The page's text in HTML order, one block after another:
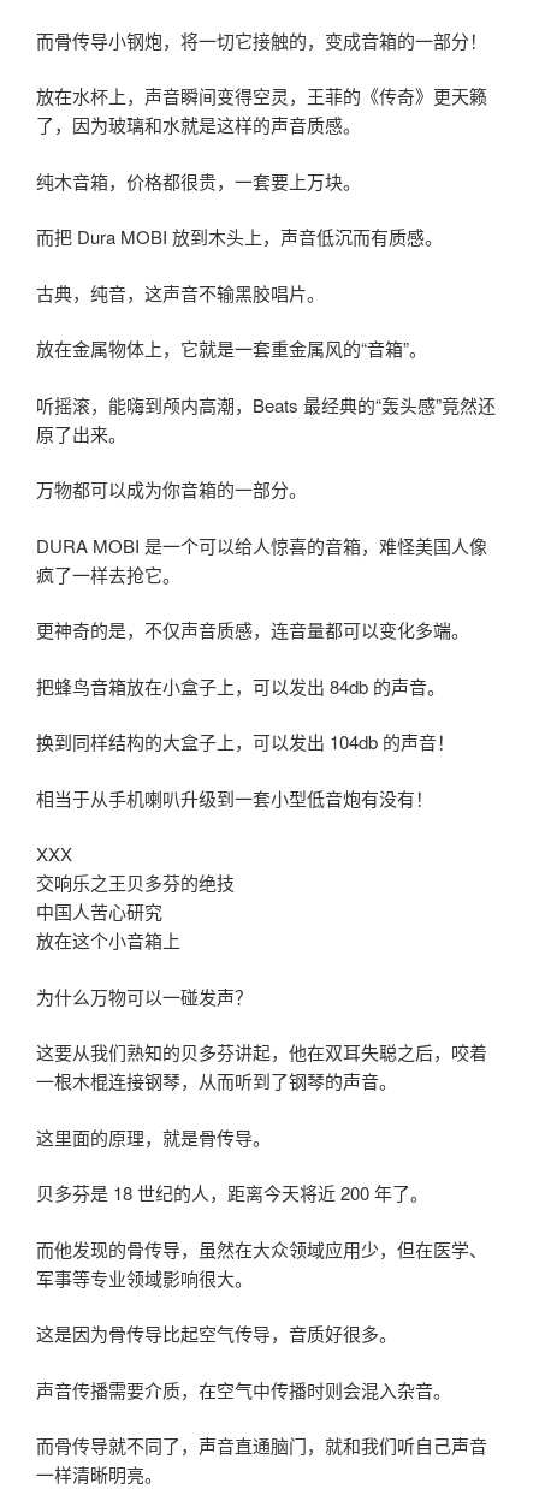
而骨传导小钢炮，将一切它接触的，变成音箱的一部分！
放在水杯上，声音瞬间变得空灵，王菲的《传奇》更天籁
了，因为玻璃和水就是这样的声音质感。
纯木音箱，价格都很贵，一套要上万块。
而把 Dura MOBI 放到木头上，声音低沉而有质感。
古典，纯音，这声音不输黑胶唱片。
放在金属物体上，它就是一套重金属风的“音箱”。
听摇滚，能嗨到颅内高潮，Beats 最经典的“轰头感”竟然还
原了出来。
万物都可以成为你音箱的一部分。
DURA MOBI 是一个可以给人惊喜的音箱，难怪美国人像
疯了一样去抢它。
更神奇的是，不仅声音质感，连音量都可以变化多端。
把蜂鸟音箱放在小盒子上，可以发出 84db 的声音。
换到同样结构的大盒子上，可以发出 104db 的声音！
相当于从手机喇叭升级到一套小型低音炮有没有！
XXX
交响乐之王贝多芬的绝技
中国人苦心研究
放在这个小音箱上
为什么万物可以一碰发声？
这要从我们熟知的贝多芬讲起，他在双耳失聪之后，咬着
一根木棍连接钢琴，从而听到了钢琴的声音。
这里面的原理，就是骨传导。
贝多芬是 18 世纪的人，距离今天将近 200 年了。
而他发现的骨传导，虽然在大众领域应用少，但在医学、
军事等专业领域影响很大。
这是因为骨传导比起空气传导，音质好很多。
声音传播需要介质，在空气中传播时则会混入杂音。
而骨传导就不同了，声音直通脑门，就和我们听自己声音
一样清晰明亮。